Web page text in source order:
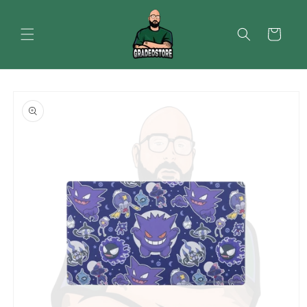
ai contenuti
Carrello
informazioni
sul prodotto